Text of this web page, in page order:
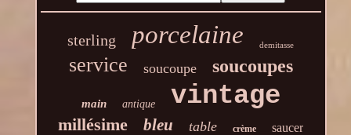
sterling porcelaine demitasse
service soucoupe soucoupes
main antique vintage
millésime bleu table crème saucer